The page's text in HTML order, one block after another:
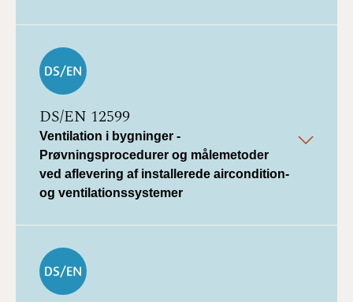
DS/EN 12599
Ventilation i bygninger -
Prøvningsprocedurer og målemetoder
ved aflevering af installerede aircondition-
og ventilationssystemer